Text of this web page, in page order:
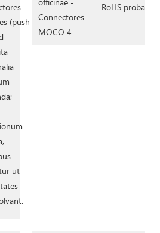
(push-
ut
RoHS probavit.